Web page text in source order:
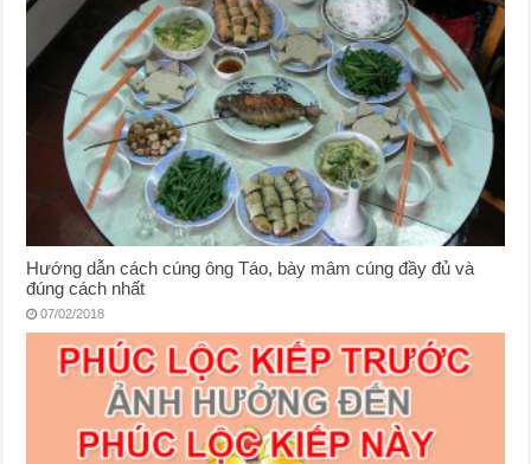
Hướng dẫn cách cúng ông Táo, bày mâm cúng đầy đủ và
đúng cách nhất
07/02/2018